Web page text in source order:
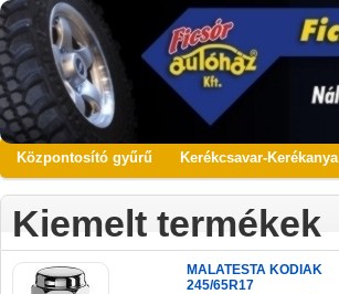
Központosító gyűrű Kerékcsavar-Kerékanya
Kiemelt termékek
MALATESTA KODIAK
245/65R17